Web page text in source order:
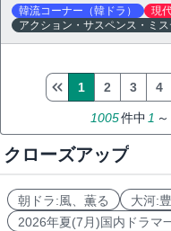
韓流コーナー（韓ドラ）
現
アクション・サスペンス・ミス
1005件中 1 ～
1 2 3 4
クローズアップ
朝ドラ:風、薫る 大河:
2026年夏(7月)国内ドラマ